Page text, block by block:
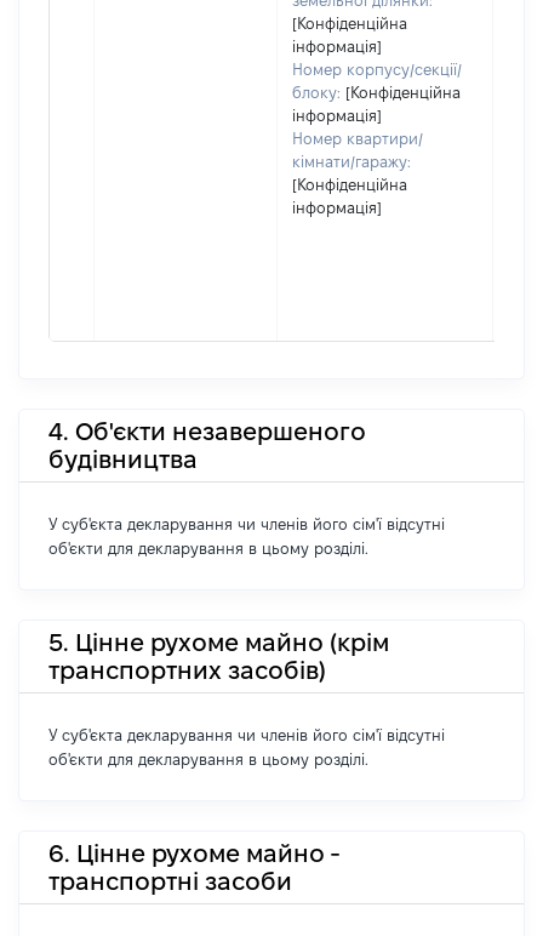
[Конфіденційна
інформація]
Номер корпусу/секції/
блоку: [Конфіденційна
інформація]
Номер квартири/
кімнати/гаражу:
[Конфіденційна
інформація]
4. Об'єкти незавершеного
будівництва
У суб'єкта декларування чи членів його сім'ї відсутні
об'єкти для декларування в цьому розділі.
5. Цінне рухоме майно (крім
транспортних засобів)
У суб'єкта декларування чи членів його сім'ї відсутні
об'єкти для декларування в цьому розділі.
6. Цінне рухоме майно -
транспортні засоби